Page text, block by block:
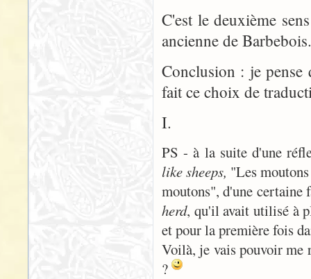
C'est le deuxième
ancienne de Barbebois.
Conclusion : je pense
fait ce choix de
I.
PS - à la suite d'une
like sheeps, "Les
moutons", d'une certaine
herd, qu'il avait utilisé à
et pour la première fois
Voilà, je vais pouvoir me
?